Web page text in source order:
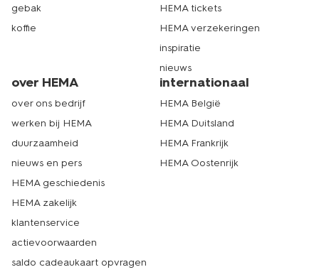
gebak
koffie
HEMA tickets
HEMA verzekeringen
inspiratie
nieuws
over HEMA
over ons bedrijf
werken bij HEMA
duurzaamheid
nieuws en pers
HEMA geschiedenis
HEMA zakelijk
klantenservice
actievoorwaarden
saldo cadeaukaart opvragen
internationaal
HEMA België
HEMA Duitsland
HEMA Frankrijk
HEMA Oostenrijk